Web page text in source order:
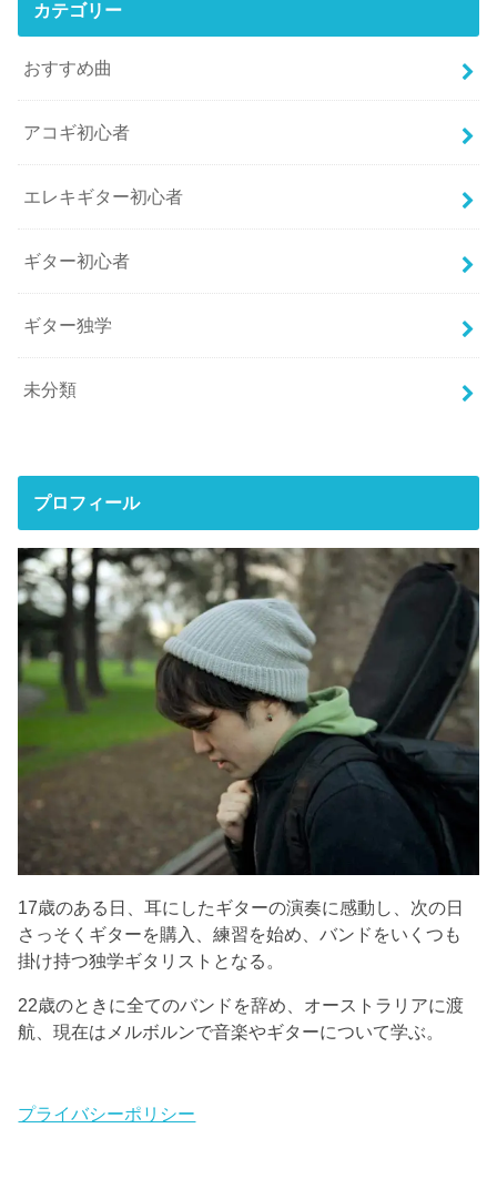
カテゴリー
おすすめ曲
アコギ初心者
エレキギター初心者
ギター初心者
ギター独学
未分類
プロフィール
17歳のある日、耳にしたギターの演奏に感動し、次の日
さっそくギターを購入、練習を始め、バンドをいくつも
掛け持つ独学ギタリストとなる。
22歳のときに全てのバンドを辞め、オーストラリアに渡
航、現在はメルボルンで音楽やギターについて学ぶ。
プライバシーポリシー